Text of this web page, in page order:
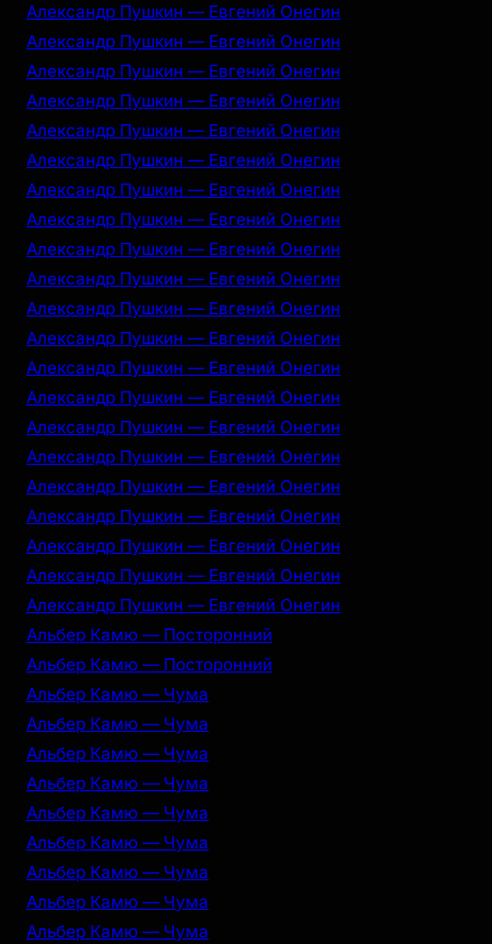
Александр Пушкин — Евгений Онегин
Александр Пушкин — Евгений Онегин
Александр Пушкин — Евгений Онегин
Александр Пушкин — Евгений Онегин
Александр Пушкин — Евгений Онегин
Александр Пушкин — Евгений Онегин
Александр Пушкин — Евгений Онегин
Александр Пушкин — Евгений Онегин
Александр Пушкин — Евгений Онегин
Александр Пушкин — Евгений Онегин
Александр Пушкин — Евгений Онегин
Александр Пушкин — Евгений Онегин
Александр Пушкин — Евгений Онегин
Александр Пушкин — Евгений Онегин
Александр Пушкин — Евгений Онегин
Александр Пушкин — Евгений Онегин
Александр Пушкин — Евгений Онегин
Александр Пушкин — Евгений Онегин
Александр Пушкин — Евгений Онегин
Александр Пушкин — Евгений Онегин
Александр Пушкин — Евгений Онегин
Альбер Камю — Посторонний
Альбер Камю — Посторонний
Альбер Камю — Чума
Альбер Камю — Чума
Альбер Камю — Чума
Альбер Камю — Чума
Альбер Камю — Чума
Альбер Камю — Чума
Альбер Камю — Чума
Альбер Камю — Чума
Альбер Камю — Чума